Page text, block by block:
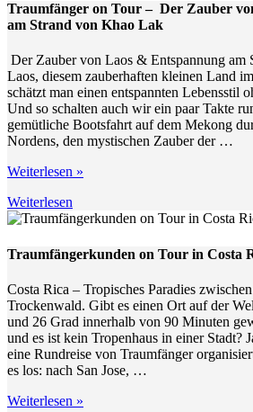
Traumfänger on Tour – Der Zauber
am Strand von Khao Lak
Der Zauber von Laos & Entspannung
Laos, diesem zauberhaften kleinen Land
schätzt man einen entspannten Lebensstil
Und so schalten auch wir ein paar Takte
gemütliche Bootsfahrt auf dem Mekong
Nordens, den mystischen Zauber der …
Weiterlesen „Traumfänger
Tour
–
Zauber
Laos
&
Entspannung
am
Strand
von
Lak“
»
Weiterlesen
Traumfängerkunden on Tour in Costa
Costa Rica – Tropisches Paradies
Trockenwald. Gibt es einen Ort auf der
und 26 Grad innerhalb von 90 Minuten
und es ist kein Tropenhaus in einer Stadt?
eine Rundreise von Traumfänger
es los: nach San Jose, …
Weiterlesen „Traumfängerkunden
»